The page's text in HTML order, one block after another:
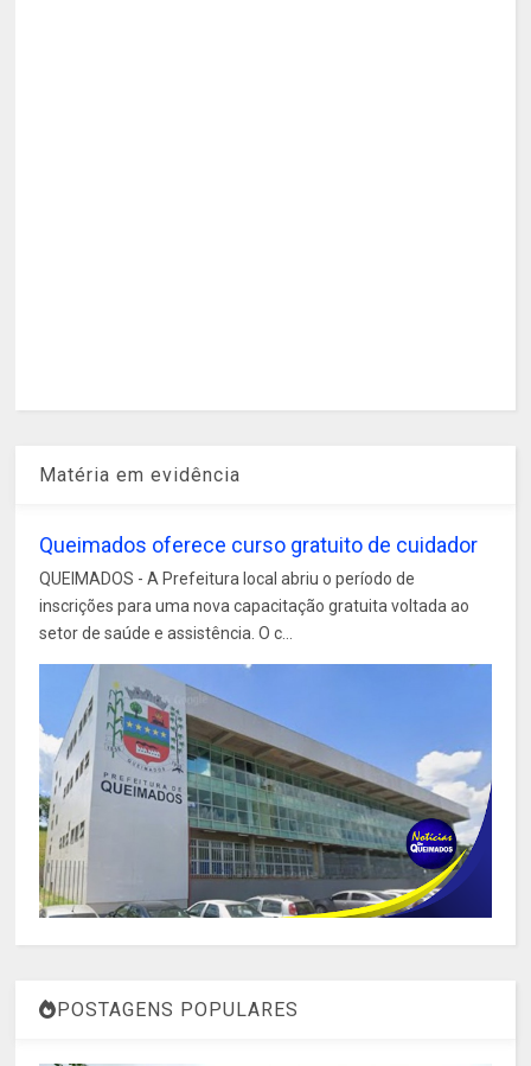
Matéria em evidência
Queimados oferece curso gratuito de cuidador
QUEIMADOS - A Prefeitura local abriu o período de
inscrições para uma nova capacitação gratuita voltada ao
setor de saúde e assistência. O c...
POSTAGENS POPULARES